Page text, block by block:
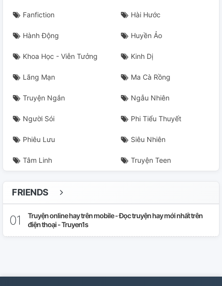
Fanfiction Hài Hước
Hành Động Huyền Ảo
Khoa Học - Viễn Tưởng Kinh Dị
Lãng Mạn Ma Cà Rồng
Truyện Ngắn Ngẫu Nhiên
Người Sói Phi Tiểu Thuyết
Phiêu Lưu Siêu Nhiên
Tâm Linh Truyện Teen
FRIENDS
Truyện online hay trên mobile - Đọc truyện hay mới nhất trên
điện thoại - Truyen1s